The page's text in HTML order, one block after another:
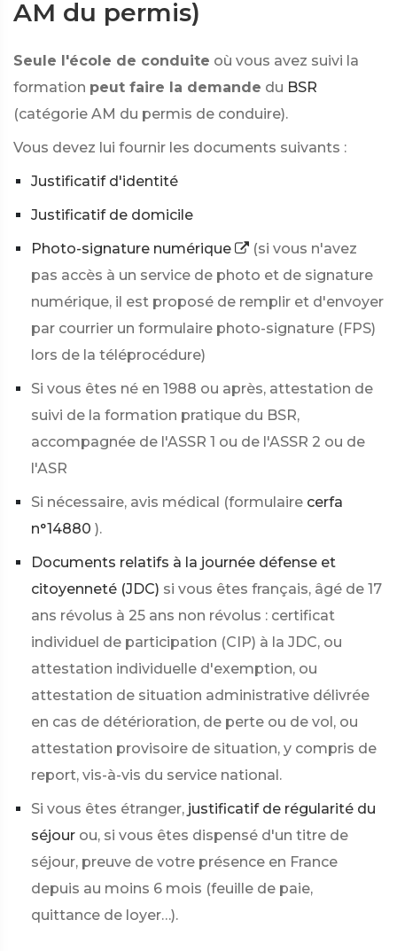
AM du permis)
Seule l'école de conduite où vous avez suivi la
formation peut faire la demande du BSR
(catégorie AM du permis de conduire).
Vous devez lui fournir les documents suivants :
Justificatif d'identité
Justificatif de domicile
Photo-signature numérique
(si vous n'avez
pas accès à un service de photo et de signature
numérique, il est proposé de remplir et d'envoyer
par courrier un formulaire photo-signature (FPS)
lors de la téléprocédure)
Si vous êtes né en 1988 ou après, attestation de
suivi de la formation pratique du BSR,
accompagnée de l'ASSR 1 ou de l'ASSR 2 ou de
l'ASR
Si nécessaire, avis médical (formulaire cerfa
n°14880 ).
Documents relatifs à la journée défense et
citoyenneté (JDC) si vous êtes français, âgé de 17
ans révolus à 25 ans non révolus : certificat
individuel de participation (CIP) à la JDC, ou
attestation individuelle d'exemption, ou
attestation de situation administrative délivrée
en cas de détérioration, de perte ou de vol, ou
attestation provisoire de situation, y compris de
report, vis-à-vis du service national.
Si vous êtes étranger, justificatif de régularité du
séjour ou, si vous êtes dispensé d'un titre de
séjour, preuve de votre présence en France
depuis au moins 6 mois (feuille de paie,
quittance de loyer…).